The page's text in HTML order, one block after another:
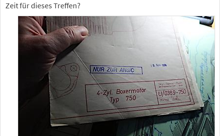
Zeit für dieses Treffen?